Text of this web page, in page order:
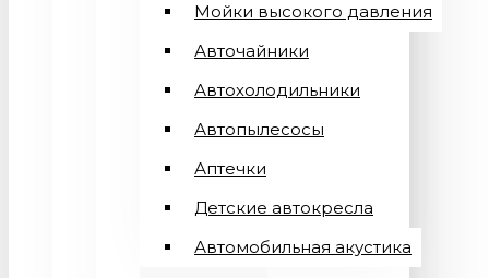
Мойки высокого давления
Авточайники
Автохолодильники
Автопылесосы
Аптечки
Детские автокресла
Автомобильная акустика